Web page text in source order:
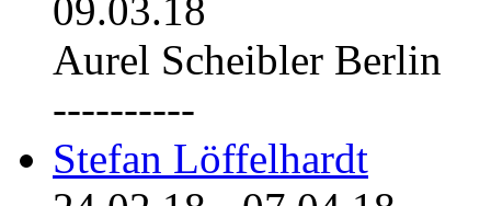
09.03.18
Aurel Scheibler Berlin
----------
Stefan Löffelhardt